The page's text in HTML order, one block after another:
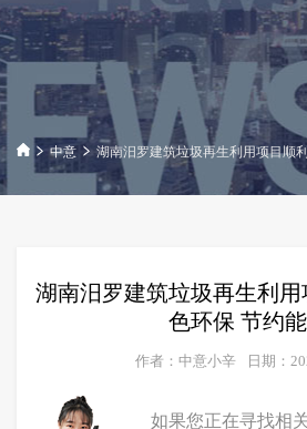
中意 湖南汨罗建筑垃圾再生利用项目顺
湖南汨罗建筑垃圾再生利
色环保 节约
作者：中意小辛 日期：
如果您正在寻找相